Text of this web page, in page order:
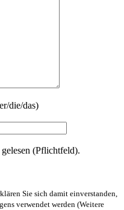
die/das)
(Pflichtfeld).
Sie sich damit einverstanden,
verwendet werden (Weitere